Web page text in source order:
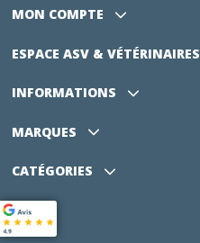
MON COMPTE
ESPACE ASV & VÉTÉRINAIRES
INFORMATIONS
MARQUES
CATÉGORIES